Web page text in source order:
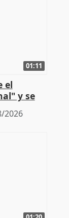
01:11
el
y se
2026